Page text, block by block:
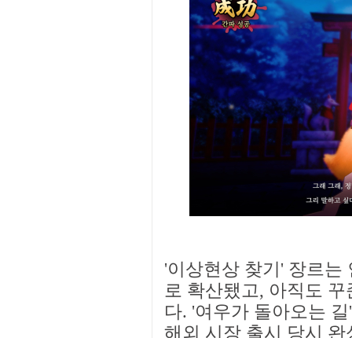
'이상현상 찾기' 장르는
로 확산됐고, 아직도
다. '여우가 돌아오는
해외 시장 출시 당시